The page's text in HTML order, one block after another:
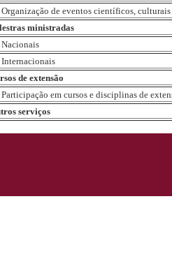
de eventos científicos, culturais
ministradas
de extensão
em cursos e disciplinas de
serviços